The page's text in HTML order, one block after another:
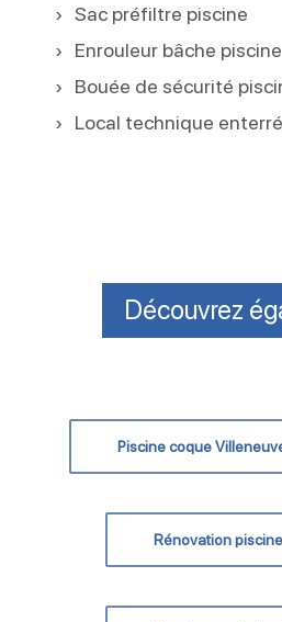
Sac préfiltre piscine
Enrouleur bâche piscine
Bouée de sécurité
Local technique
Découvrez
Piscine coque
Rénovation